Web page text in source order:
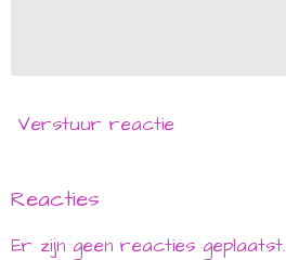
Verstuur reactie
Reacties
Er zijn geen reacties geplaatst.